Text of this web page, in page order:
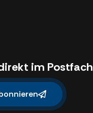
im Postfach